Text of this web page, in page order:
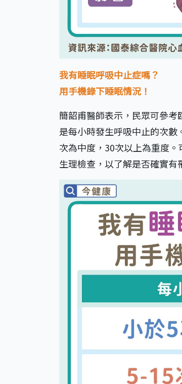
我有睡眠呼吸中止症嗎？
用手機錄下睡眠情況！
簡韶甫醫師表示，民眾可參
是每小時發生呼吸中止的次
次為中度，30次以上為重度
生理檢查，以了解是否確實有